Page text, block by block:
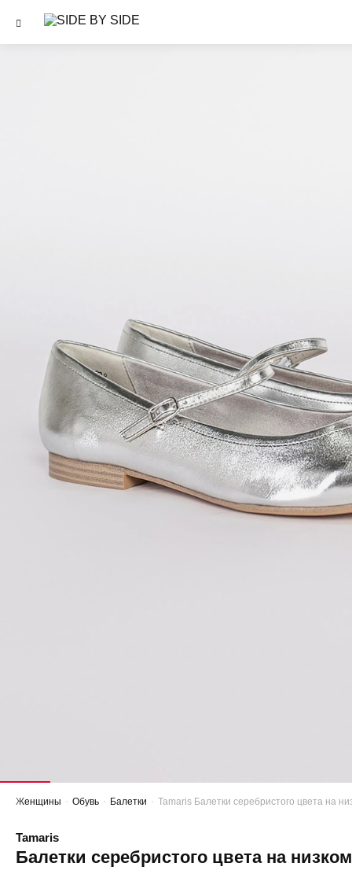
Женщины Обувь Балетки Tamaris Балетки серебристого цвета на
Tamaris
Балетки серебристого цвета на